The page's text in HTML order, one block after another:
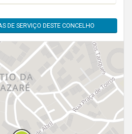
DE SERVIÇO DESTE CONCELHO